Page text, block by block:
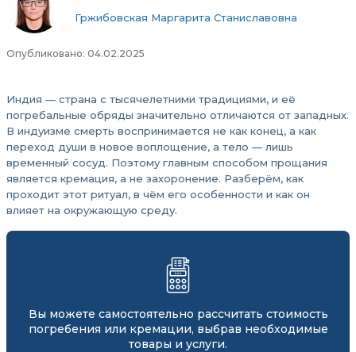
Гржибовская Маргарита Станиславовна
Опубликовано: 04.02.2025
Индия — страна с тысячелетними традициями, и её
погребальные обряды значительно отличаются от западных.
В индуизме смерть воспринимается не как конец, а как
переход души в новое воплощение, а тело — лишь
временный сосуд. Поэтому главным способом прощания
является кремация, а не захоронение. Разберём, как
проходит этот ритуал, в чём его особенности и как он
влияет на окружающую среду.
Вы можете самостоятельно рассчитать стоимость
погребения или кремации, выбрав необходимые
товары и услуги.